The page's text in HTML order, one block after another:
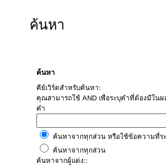
ค้นหา
ค้นหา
คีย์เวิร์ดสำหรับค้นหา:
คุณสามารถใช้ AND เพื่อระบุคำที่ต้องมีใน
คำ
ค้นหาจากทุกส่วน หรือใช้ข้อความที่ร
ค้นหาจากทุกส่วน
ค้นหาจากผู้แต่ง::